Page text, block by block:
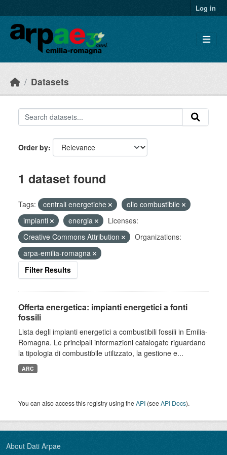
Log in
Datasets
Order by
1 dataset found
Tags: centrali energetiche
olio combustibile
impianti
energia
Licenses:
Creative Commons Attribution
Organizations:
arpa-emilia-romagna
Filter Results
Offerta energetica: impianti energetici a fonti
fossili
Lista degli impianti energetici a combustibili fossili in Emilia-
Romagna. Le principali informazioni catalogate riguardano
la tipologia di combustibile utilizzato, la gestione e...
ARC
You can also access this registry using theAPI (seeAPI Docs).
About Dati Arpae